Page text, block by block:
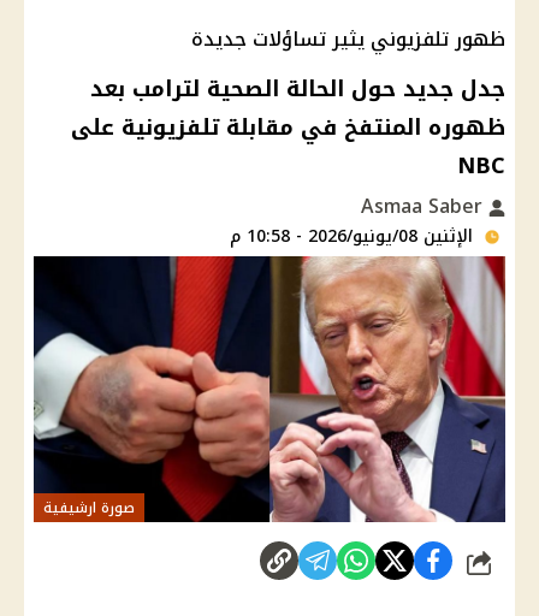
ظهور تلفزيوني يثير تساؤلات جديدة
جدل جديد حول الحالة الصحية لترامب بعد
ظهوره المنتفخ في مقابلة تلفزيونية على
NBC
الإثنين 08/يونيو/2026 - 10:58 م
صورة ارشيفية
شارك